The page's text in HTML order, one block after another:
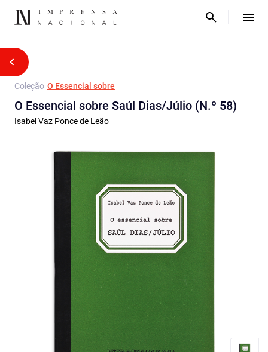
Coleção O Essencial sobre
O Essencial sobre Saúl Dias/Júlio (N.º 58)
Isabel Vaz Ponce de Leão